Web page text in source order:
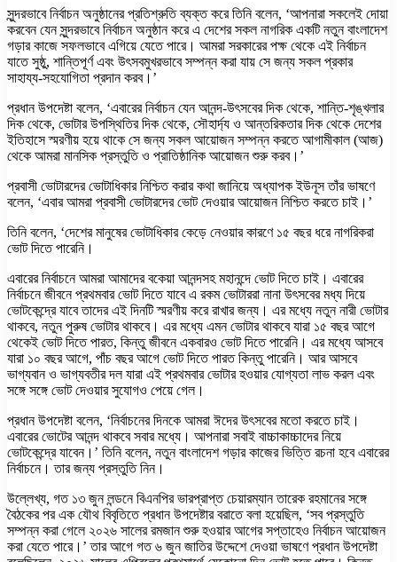
সুন্দরভাবে নির্বাচন অনুষ্ঠানের প্রতিশ্রুতি ব্যক্ত করে তিনি বলেন, ‘আপনারা সকলেই দোয়া
করবেন যেন সুন্দরভাবে নির্বাচন অনুষ্ঠান করে এ দেশের সকল নাগরিক একটি নতুন বাংলাদেশ
গড়ার কাজে সফলভাবে এগিয়ে যেতে পারে। আমরা সরকারের পক্ষ থেকে এই নির্বাচন
যাতে সুষ্ঠু, শান্তিপূর্ণ এবং উৎসবমুখরভাবে সম্পন্ন করা যায় সে জন্য সকল প্রকার
সাহায্য-সহযোগিতা প্রদান করব।’
প্রধান উপদেষ্টা বলেন, ‘এবারের নির্বাচন যেন আনন্দ-উৎসবের দিক থেকে, শান্তি-শৃঙ্খলার
দিক থেকে, ভোটার উপস্থিতির দিক থেকে, সৌহার্দ্য ও আন্তরিকতার দিক থেকে দেশের
ইতিহাসে স্মরণীয় হয়ে থাকে সে জন্য সকল আয়োজন সম্পন্ন করতে আগামীকাল (আজ)
থেকে আমরা মানসিক প্রস্তুতি ও প্রাতিষ্ঠানিক আয়োজন শুরু করব।’
প্রবাসী ভোটারদের ভোটাধিকার নিশ্চিত করার কথা জানিয়ে অধ্যাপক ইউনূস তাঁর ভাষণে
বলেন, ‘এবার আমরা প্রবাসী ভোটারদের ভোট দেওয়ার আয়োজন নিশ্চিত করতে চাই।’
তিনি বলেন, ‘দেশের মানুষের ভোটাধিকার কেড়ে নেওয়ার কারণে ১৫ বছর ধরে নাগরিকরা
ভোট দিতে পারেনি।
এবারের নির্বাচনে আমরা আমাদের বকেয়া আনন্দসহ মহানন্দে ভোট দিতে চাই। এবারের
নির্বাচনে জীবনে প্রথমবার ভোট দিতে যাবে এ রকম ভোটাররা নানা উৎসবের মধ্য দিয়ে
ভোটকেন্দ্রে যাবে তাদের এই দিনটি স্মরণীয় করে রাখার জন্য। এর মধ্যে নতুন নারী ভোটার
থাকবে, নতুন পুরুষ ভোটার থাকবে। এর মধ্যে এমন ভোটার থাকবে যারা ১৫ বছর আগে
থেকেই ভোট দিতে পারত, কিন্তু জীবনে একবারও ভোট দিতে পারেনি। এর মধ্যে আসবে
যারা ১০ বছর আগে, পাঁচ বছর আগে ভোট দিতে পারত কিন্তু পারেনি। আর আসবে
ভাগ্যবান ও ভাগ্যবতীর দল যারা এই প্রথমবার ভোটার হওয়ার যোগ্যতা লাভ করল এবং
সঙ্গে সঙ্গে ভোট দেওয়ার সুযোগও পেয়ে গেল।
প্রধান উপদেষ্টা বলেন, ‘নির্বাচনের দিনকে আমরা ঈদের উৎসবের মতো করতে চাই।
এবারের ভোটের আনন্দ থাকবে সবার মধ্যে। আপনারা সবাই বাচ্চাকাচ্চাদের নিয়ে
ভোটকেন্দ্রে যাবেন।’ তিনি বলেন, নতুন বাংলাদেশ গড়ার কাজের ভিত্তি রচনা হবে এবারের
নির্বাচনে। তার জন্য প্রস্তুতি নিন।
উল্লেখ্য, গত ১৩ জুন লন্ডনে বিএনপির ভারপ্রাপ্ত চেয়ারম্যান তারেক রহমানের সঙ্গে
বৈঠকের পর এক যৌথ বিবৃতিতে প্রধান উপদেষ্টার বরাতে বলা হয়েছিল, ‘সব প্রস্তুতি
সম্পন্ন করা গেলে ২০২৬ সালের রমজান শুরু হওয়ার আগের সপ্তাহেও নির্বাচন আয়োজন
করা যেতে পারে।’ তার আগে গত ৬ জুন জাতির উদ্দেশে দেওয়া ভাষণে প্রধান উপদেষ্টা